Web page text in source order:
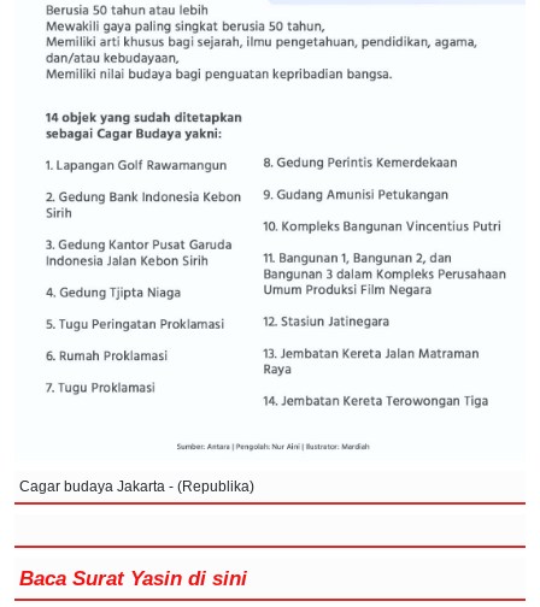
Cagar budaya Jakarta - (Republika)
Baca Surat Yasin di sini